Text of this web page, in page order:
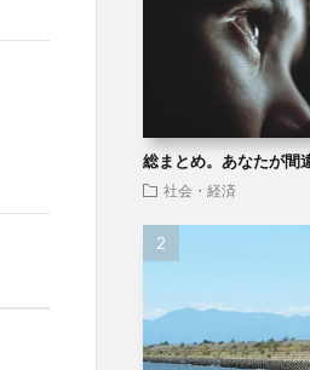
総まとめ。あなたが間
社会・経済